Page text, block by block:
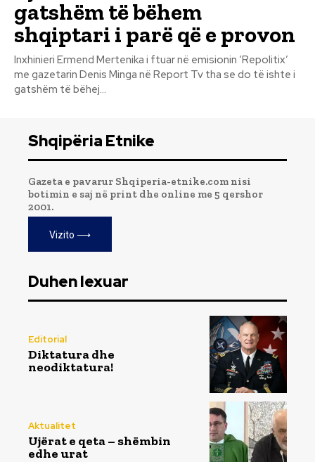
gatshëm të bëhem
shqiptari i parë që e provon
Inxhinieri Ermend Mertenika i ftuar në emisionin ‘Repolitix’
me gazetarin Denis Minga në Report Tv tha se do të ishte i
gatshëm të bëhej...
Shqipëria Etnike
Gazeta e pavarur Shqiperia-etnike.com nisi
botimin e saj në print dhe online me 5 qershor
2001.
Vizito ⟶
Duhen lexuar
Editorial
Diktatura dhe
neodiktatura!
Aktualitet
Ujërat e qeta – shëmbin
edhe urat